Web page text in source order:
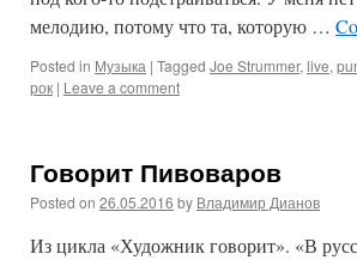
мелодию, потому что та, которую …
Posted in Музыка | Tagged Joe Strummer, live,
рок | Leave a comment
Говорит Пивоваров
Posted on 26.05.2016 by Владимир Дианов
Из цикла «Художник говорит». «В